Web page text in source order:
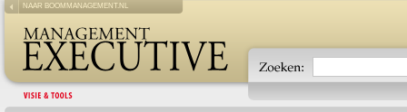
NAAR BOOMMANAGEMENT.NL